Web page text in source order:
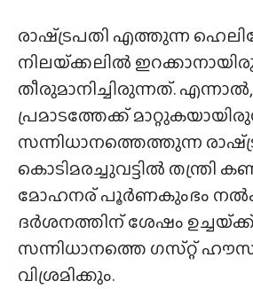
രാഷ്‍ട്രപതി എത്തുന്ന
നിലയ്‌ക്കലിൽ
തീരുമാനിച്ചിരുന്നത്.
പ്രമാടത്തേക്ക്
സന്നിധാനത്തെത്തുന്ന
കൊടിമരച്ചുവട്ടിൽ തന്ത്രി
മോഹനര് പൂർണകുംഭം നൽകി
ദർശനത്തിന് ശേഷം
സന്നിധാനത്തെ ഗസ്‌റ്റ്‌
വിശ്രമിക്കും.